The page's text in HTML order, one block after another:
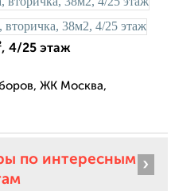
4/25 этаж
ЖК Москва,
по интересным ›